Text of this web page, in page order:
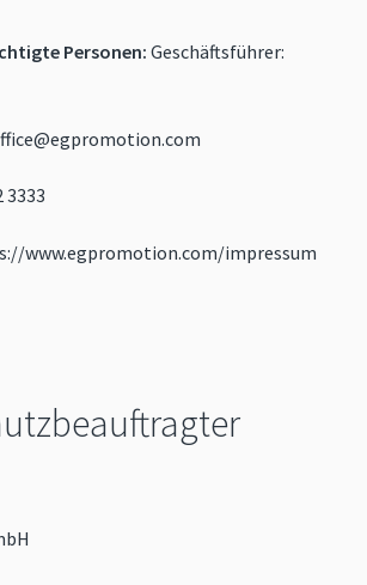
Personen: Geschäftsführer:
3333
www.egpromotion.com/impressum